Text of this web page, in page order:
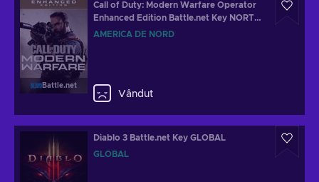
Battle.net
Call of Duty: Modern Warfare Operator
Enhanced Edition Battle.net Key NORTH
AMERICA
AMERICA DE NORD
Vândut
Diablo 3 Battle.net Key GLOBAL
GLOBAL